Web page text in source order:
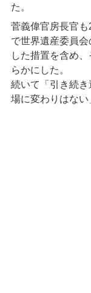
た。
菅義偉官房長官
で世界遺産委員
した措置を含め
らかにした。
続いて「引き続
場に変わりはない